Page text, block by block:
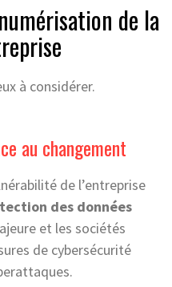
de la
à considérer.
au changement
de l’entreprise
des données
et les sociétés
de cybersécurité